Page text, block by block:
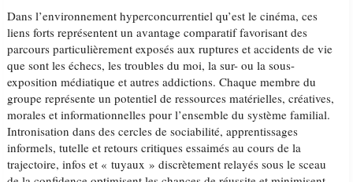
Dans l’environnement hyperconcurrentiel qu’est le cinéma, ces
liens forts représentent un avantage comparatif favorisant des
parcours particulièrement exposés aux ruptures et accidents de vie
que sont les échecs, les troubles du moi, la sur- ou la sous-
exposition médiatique et autres addictions. Chaque membre du
groupe représente un potentiel de ressources matérielles, créatives,
morales et informationnelles pour l’ensemble du système familial.
Intronisation dans des cercles de sociabilité, apprentissages
informels, tutelle et retours critiques essaimés au cours de la
trajectoire, infos et « tuyaux » discrètement relayés sous le sceau